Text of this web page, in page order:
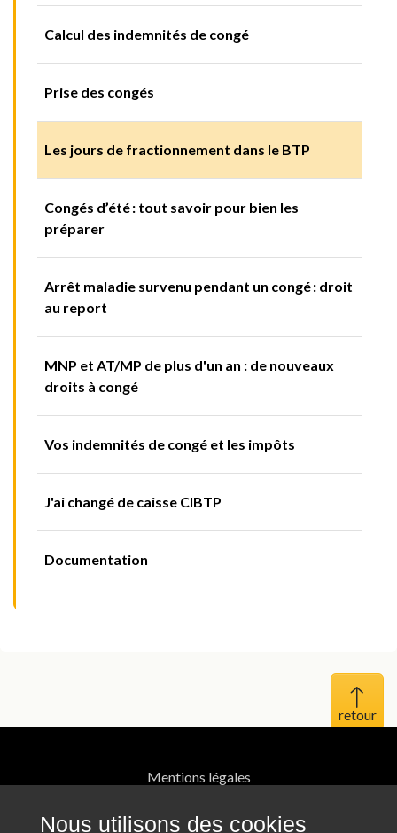
Nous utilisons des cookies
Calcul des indemnités de congé
Prise des congés
Les jours de fractionnement dans le BTP
Congés d’été : tout savoir pour bien les
préparer
Arrêt maladie survenu pendant un congé : droit
au report
MNP et AT/MP de plus d'un an : de nouveaux
droits à congé
Vos indemnités de congé et les impôts
J'ai changé de caisse CIBTP
Documentation
Haut
Mentions légales